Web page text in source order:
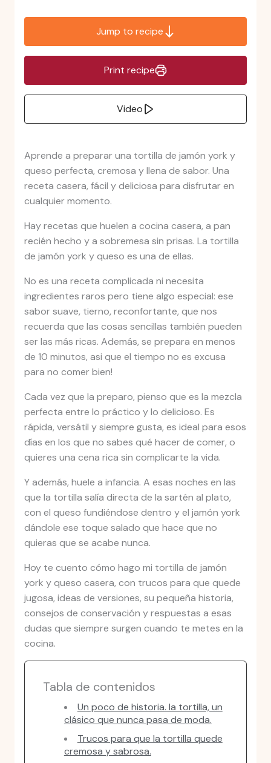
Jump to recipe
Print recipe
Video
Aprende a preparar una tortilla de jamón york y
queso perfecta, cremosa y llena de sabor. Una
receta casera, fácil y deliciosa para disfrutar en
cualquier momento.
Hay recetas que huelen a cocina casera, a pan
recién hecho y a sobremesa sin prisas. La tortilla
de jamón york y queso es una de ellas.
No es una receta complicada ni necesita
ingredientes raros pero tiene algo especial: ese
sabor suave, tierno, reconfortante, que nos
recuerda que las cosas sencillas también pueden
ser las más ricas. Además, se prepara en menos
de 10 minutos, asi que el tiempo no es excusa
para no comer bien!
Cada vez que la preparo, pienso que es la mezcla
perfecta entre lo práctico y lo delicioso. Es
rápida, versátil y siempre gusta, es ideal para esos
días en los que no sabes qué hacer de comer, o
quieres una cena rica sin complicarte la vida.
Y además, huele a infancia. A esas noches en las
que la tortilla salía directa de la sartén al plato,
con el queso fundiéndose dentro y el jamón york
dándole ese toque salado que hace que no
quieras que se acabe nunca.
Hoy te cuento cómo hago mi tortilla de jamón
york y queso casera, con trucos para que quede
jugosa, ideas de versiones, su pequeña historia,
consejos de conservación y respuestas a esas
dudas que siempre surgen cuando te metes en la
cocina.
Tabla de contenidos
Un poco de historia. la tortilla, un
clásico que nunca pasa de moda.
Trucos para que la tortilla quede
cremosa y sabrosa.